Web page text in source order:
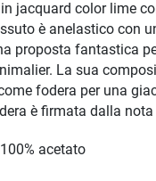
jacquard color lime
è anelastico con
proposta fantastica
La sua
fodera per una
è firmata dalla nota
acetato